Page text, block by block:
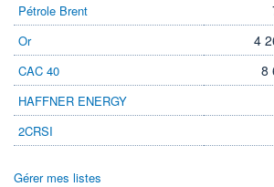
Pétrole Brent
Or 4
CAC 40 8
HAFFNER ENERGY
2CRSI
Gérer mes listes